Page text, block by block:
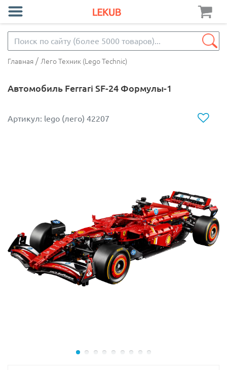
Главная / Лего Техник (Lego Technic)
Автомобиль Ferrari SF-24 Формулы-1
Артикул: lego (лего) 42207